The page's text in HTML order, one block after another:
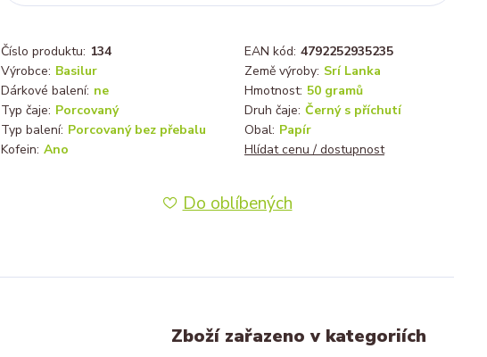
Číslo produktu: 134 EAN kód: 4792252935235
Výrobce: Basilur Země výroby: Srí Lanka
Dárkové balení: ne Hmotnost: 50 gramů
Typ čaje: Porcovaný Druh čaje: Černý s příchutí
Typ balení: Porcovaný bez přebalu Obal: Papír
Kofein: Ano Hlídat cenu / dostupnost
Do oblíbených
Zboží zařazeno v kategoriích